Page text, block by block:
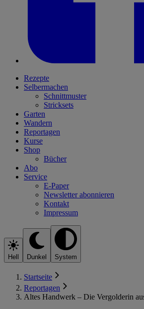
Rezepte
Selbermachen
Schnittmuster
Stricksets
Garten
Wandern
Reportagen
Kurse
Shop
Bücher
Abo
Service
E-Paper
Newsletter abonnieren
Kontakt
Impressum
Hell Dunkel System
Startseite
Reportagen
Altes Handwerk – Die Vergolderin